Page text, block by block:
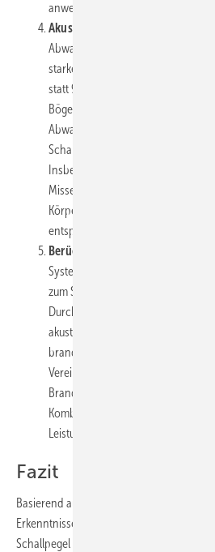
anwendungstechnischen
Akustisch richtige Verlegung:
Abwasserrohrsystem erfordern
starke Aufprallgeräusche
statt 90°-Bögen die akustisch
Bögen einzusetzen. Für Guss- und
Abwasserleitungen stehen mit MSA
Schallschutz-Dämm-Manschetten
Insbesondere auch für
Missel. Konsequenterweise hat
Körperschallentkopplung auch auf
entsprechender Rohrschellen zu
Berücksichtigung weiterer TGA-
Systeme und Anlagen in der
zum Schallschutz die Beachtung
Durchführungen durch Wände
akustischen Anforderungen,
brandschutztechnische
Vereinfachung bietet der Markt mit
Brandschutz-Dämm-Manschetten
Kombinationen beider Bereiche.
Leistungsziele werden damit
Fazit
Basierend auf der gängigen
Erkenntnissen und den allgemeinen
Schallpegel von 30 dB(A) im fremden